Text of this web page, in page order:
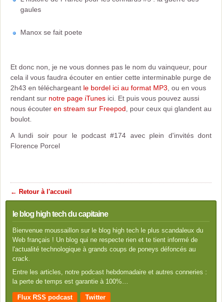
gaules
Manox se fait poete
Et donc non, je ne vous donnes pas le nom du vainqueur, pour
cela il vous faudra écouter en entier cette interminable purge de
2h43 en téléchargeant le bordel ici au format MP3 , ou en vous
rendant sur notre page iTunes ici. Et puis vous pouvez aussi
nous écouter en stream sur Freepod , pour ceux qui glandent au
boulot.
A lundi soir pour le podcast #174 avec plein d'invités dont
Florence Porcel
← Retour à l'accueil
le blog high tech du capitaine
Bienvenue moussaillon sur le blog high tech le plus scandaleux du
Web français ! Un blog qui ne respecte rien et te tient informé de
l'actualité technologique à grands coups de poneys défoncés au
crack.
Entre les articles, notre podcast hebdomadaire et autres conneries :
la perte de temps est garantie à 100%…
Flux RSS podcast Twitter